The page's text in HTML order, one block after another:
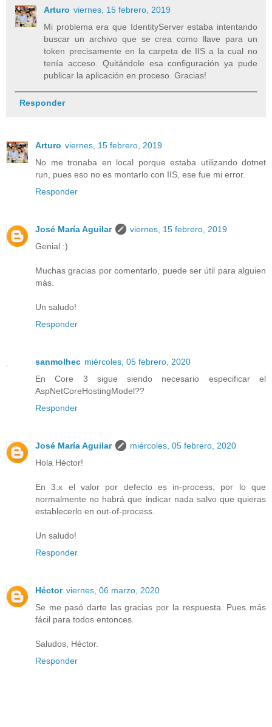
Arturo viernes, 15 febrero, 2019
Mi problema era que IdentityServer estaba intentando
buscar un archivo que se crea como llave para un
token precisamente en la carpeta de IIS a la cual no
tenía acceso. Quitándole esa configuración ya pude
publicar la aplicación en proceso. Gracias!
Responder
Arturo viernes, 15 febrero, 2019
No me tronaba en local porque estaba utilizando dotnet
run, pues eso no es montarlo con IIS, ese fue mi error.
Responder
José María Aguilar
viernes, 15 febrero, 2019
Genial :)
Muchas gracias por comentarlo, puede ser útil para alguien
más.
Un saludo!
Responder
sanmolhec miércoles, 05 febrero, 2020
En Core 3 sigue siendo necesario especificar el
AspNetCoreHostingModel??
Responder
José María Aguilar
miércoles, 05 febrero, 2020
Hola Héctor!
En 3.x el valor por defecto es in-process, por lo que
normalmente no habrá que indicar nada salvo que quieras
establecerlo en out-of-process.
Un saludo!
Responder
Héctor viernes, 06 marzo, 2020
Se me pasó darte las gracias por la respuesta. Pues más
fácil para todos entonces.
Saludos, Héctor.
Responder